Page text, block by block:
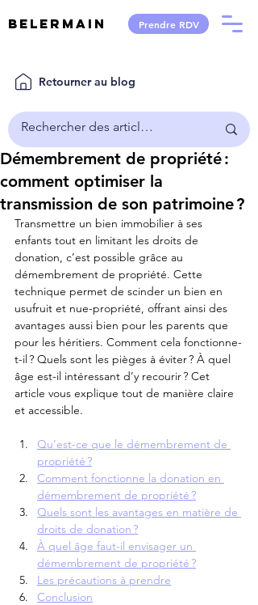
Belermain Prendre RDV
Retourner au blog
Démembrement de propriété :
comment optimiser la
transmission de son patrimoine ?
Transmettre un bien immobilier à ses
enfants tout en limitant les droits de
donation, c’est possible grâce au
démembrement de propriété. Cette
technique permet de scinder un bien en
usufruit et nue-propriété, offrant ainsi des
avantages aussi bien pour les parents que
pour les héritiers. Comment cela fonctionne-
t-il ? Quels sont les pièges à éviter ? À quel
âge est-il intéressant d’y recourir ? Cet
article vous explique tout de manière claire
et accessible.
Qu’est-ce que le démembrement de
propriété ?
Comment fonctionne la donation en
démembrement de propriété ?
Quels sont les avantages en matière de
droits de donation ?
À quel âge faut-il envisager un
démembrement de propriété ?
Les précautions à prendre
Conclusion